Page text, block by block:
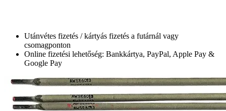
Utánvétes fizetés / kártyás fizetés a futárnál vagy
csomagponton
Online fizetési lehetőség: Bankkártya, PayPal, Apple Pay &
Google Pay